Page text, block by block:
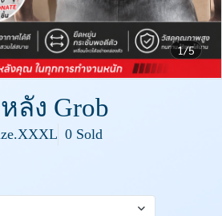
1/5
ลัง Grob
0 Sold